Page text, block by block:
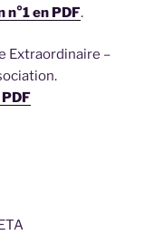
en PDF.
Extraordinaire –